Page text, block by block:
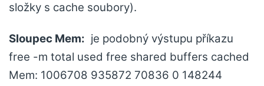
složky s cache soubory).
Sloupec Mem: je podobný výstupu příkazu
free -m total used free shared buffers cached
Mem: 1006708 935872 70836 0 148244